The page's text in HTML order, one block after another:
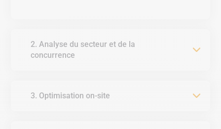
2. Analyse du secteur et de la
concurrence
3. Optimisation on-site